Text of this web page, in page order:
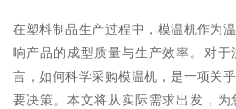
在塑料制品生产过程中，模温机作为
响产品的成型质量与生产效率。对
言，如何科学采购模温机，是一项关
要决策。本文将从实际需求出发，